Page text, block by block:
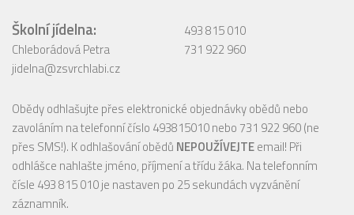
Školní jídelna:
Chleborádová Petra
jidelna@zsvrchlabi.cz
493 815 010
731 922 960
Obědy odhlašujte přes elektronické objednávky obědů nebo
zavoláním na telefonní číslo 493815010 nebo 731 922 960 (ne
přes SMS!). K odhlašování obědů NEPOUŽÍVEJTEemail! Při
odhlášce nahlašte jméno, příjmení a třídu žáka. Na telefonním
čísle 493 815 010 je nastaven po 25 sekundách vyzvánění
záznamník.